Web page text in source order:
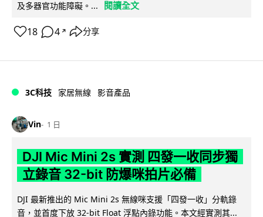
及多器官功能障礙。... 閱讀全文
18 4 ↗ 分享
3C科技 家居無線 影音產品
Vin 1 日
DJI Mic Mini 2s 實測 四發一收同步獨
立錄音 32-bit 防爆咪拍片必備
DJI 最新推出的 Mic Mini 2s 無線咪支援「四發一收」分軌錄
音，並首度下放 32-bit Float 浮點內錄功能。本文經實測其...